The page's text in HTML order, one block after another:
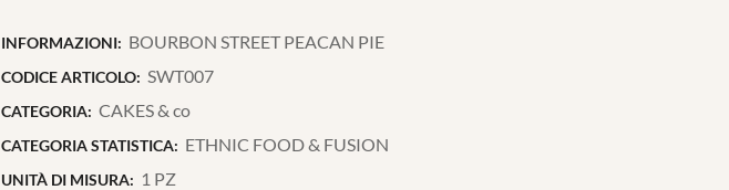
INFORMAZIONI: BOURBON STREET PEACAN PIE
CODICE ARTICOLO: SWT007
CATEGORIA: CAKES & co
CATEGORIA STATISTICA: ETHNIC FOOD & FUSION
UNITÀ DI MISURA: 1 PZ